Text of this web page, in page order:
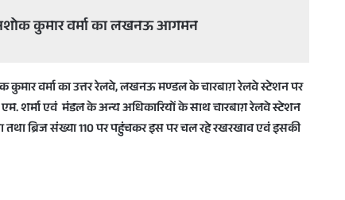
अशोक कुमार वर्मा का लखनऊ आगमन
कुमार वर्मा का उत्तर रेलवे, लखनऊ मण्डल के चारबाग़ रेलवे स्टेशन पर
शर्मा एवं मंडल के अन्य अधिकारियों के साथ चारबाग़ रेलवे स्टेशन
तथा ब्रिज संख्या 110 पर पहुंचकर इस पर चल रहे रखरखाव एवं इसकी